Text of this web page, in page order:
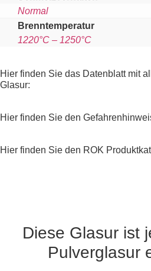
Normal
Brenntemperatur
1220°C – 1250°C
Hier finden Sie das Datenblatt mit
Glasur:
Hier finden Sie den
Hier finden Sie den ROK
Diese Glasur ist
Pulverglasur